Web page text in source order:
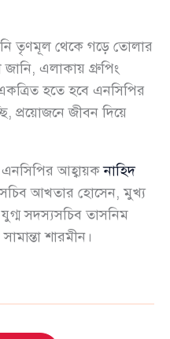
তৃণমূল থেকে গড়ে তোলার
এলাকায় গ্রুপিং
হতে হবে এনসিপির
প্রয়োজনে জীবন দিয়ে
আহ্বায়কনাহিদ
আখতার হোসেন, মুখ্য
সদস্যসচিব তাসনিম
শারমীন।